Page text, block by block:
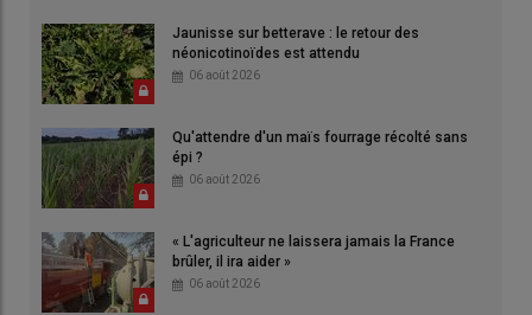
Jaunisse sur betterave : le retour des
néonicotinoïdes est attendu
06 août 2026
Qu'attendre d'un maïs fourrage récolté sans
épi ?
06 août 2026
« L'agriculteur ne laissera jamais la France
brûler, il ira aider »
06 août 2026